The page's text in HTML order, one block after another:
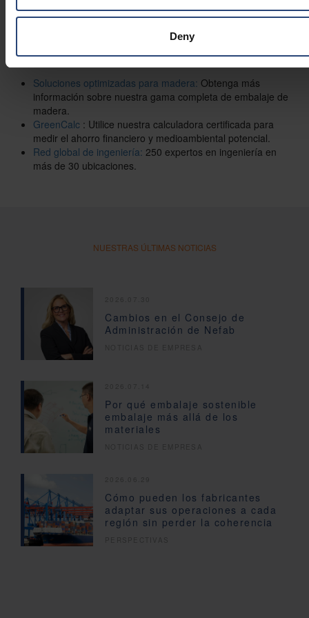
Deny
eficiencia logística del transporte y la instalación de equipos
Recursos adicionales
Soluciones optimizadas para madera: Obtenga más
información sobre nuestra gama completa de embalaje de
madera.
GreenCalc : Utilice nuestra calculadora certificada para
medir el ahorro financiero y medioambiental potencial.
Red global de ingeniería: 250 expertos en ingeniería en
más de 30 ubicaciones.
NUESTRAS ÚLTIMAS NOTICIAS
Cambios en el Consejo de
Administración de Nefab
Por qué embalaje sostenible
embalaje más allá de los
materiales
Cómo pueden los fabricantes
adaptar sus operaciones a cada
región sin perder la coherencia